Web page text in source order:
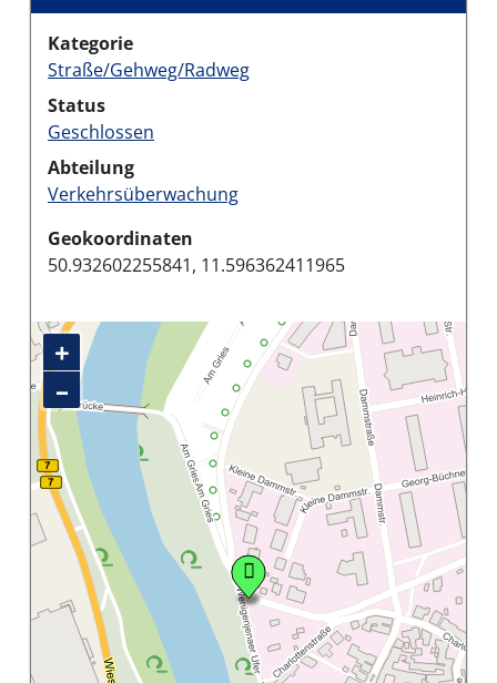
Kategorie
Straße/Gehweg/Radweg
Status
Geschlossen
Abteilung
Verkehrsüberwachung
Geokoordinaten
50.932602255841, 11.596362411965
+
–